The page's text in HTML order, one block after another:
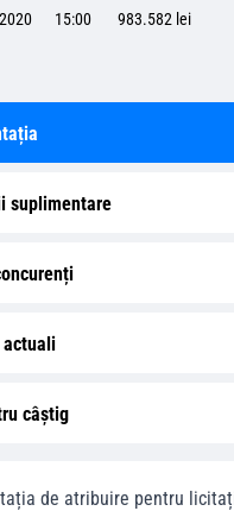
15:00 983.582 lei
suplimentare
actuali
câștig
de atribuire pentru